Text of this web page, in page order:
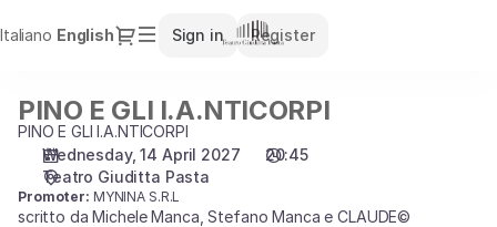
Italiano Current
English Dialog
Sign in Register
selection
Pasta
14.04.2027
20:45
PINO
E
I.A.NTICORPI
PINO E GLI I.A.NTICORPI
PINO E GLI I.A.NTICORPI
Wednesday, 14 April 2027
20:45
Teatro Giuditta Pasta
Promoter: MYNINA S.R.L
scritto da Michele Manca, Stefano Manca e CLAUDE©